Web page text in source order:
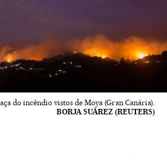
do incêndio vistos de Moya (Gran Canária).
BORJA SUÁREZ (REUTERS)